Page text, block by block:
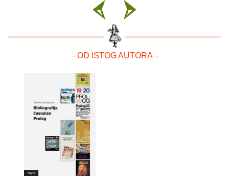
– OD ISTOG AUTORA –